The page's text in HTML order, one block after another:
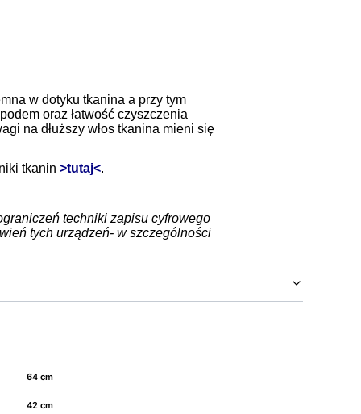
w dotyku tkanina a przy tym
oraz łatwość czyszczenia
na dłuższy włos tkanina mieni się
tkanin >tutaj<.
techniki zapisu cyfrowego
tych urządzeń- w szczególności
64 cm
42 cm